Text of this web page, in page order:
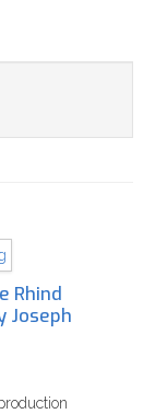
Rhind
Joseph